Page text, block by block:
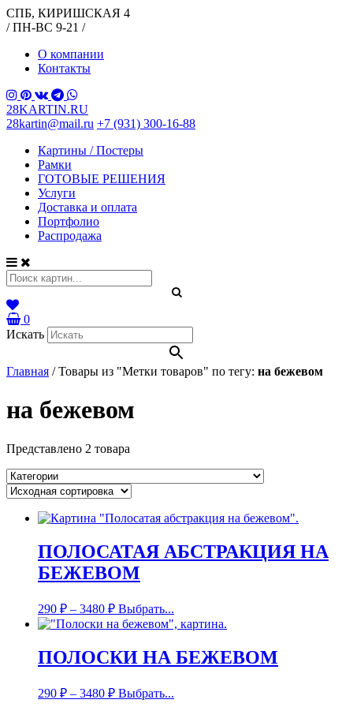
СПБ, КИРИШСКАЯ 4
/ ПН-ВС 9-21 /
О компании
Контакты
28KARTIN.RU
28kartin@mail.ru +7 (931) 300-16-88
Картины / Постеры
Рамки
ГОТОВЫЕ РЕШЕНИЯ
Услуги
Доставка и оплата
Портфолио
Распродажа
0
Искать
Главная /Товары из "Метки товаров" по тегу: на бежевом
на бежевом
Представлено 2 товара
ПОЛОСАТАЯ АБСТРАКЦИЯ НА
БЕЖЕВОМ
290 ₽ – 3480 ₽ Выбрать...
ПОЛОСКИ НА БЕЖЕВОМ
290 ₽ – 3480 ₽ Выбрать...